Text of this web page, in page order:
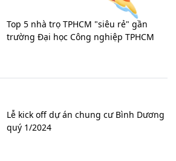
Top 5 nhà trọ TPHCM "siêu rẻ" gần
trường Đại học Công nghiệp TPHCM
Lễ kick off dự án chung cư Bình Dương
quý 1/2024